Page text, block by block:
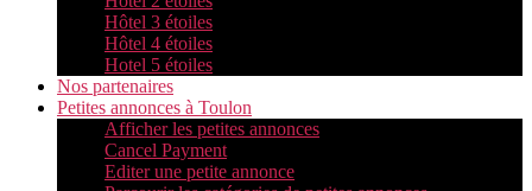
Hôtel 3 étoiles
Hôtel 4 étoiles
Hotel 5 étoiles
Nos partenaires
Petites annonces à Toulon
Afficher les petites annonces
Cancel Payment
Editer une petite annonce